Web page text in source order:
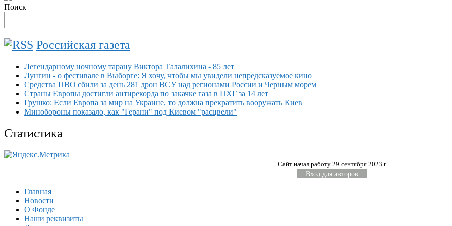
Поиск
Российская газета
Легендарному ночному тарану Виктора Талалихина - 85 лет
Лунгин - о фестивале в Выборге: Я хочу, чтобы мы увидели непредсказуемое кино
Средства ПВО сбили за день 281 дрон ВСУ над регионами России и Черным морем
Страны Европы достигли антирекорда по закачке газа в ПХГ за 14 лет
Грушко: Если Европа за мир на Украине, то должна прекратить вооружать Киев
Минобороны показало, как "Герани" под Киевом "расцвели"
Статистика
Сайт начал работу 29 сентября 2023 г
Вход для авторов
Главная
Новости
О Фонде
Наши реквизиты